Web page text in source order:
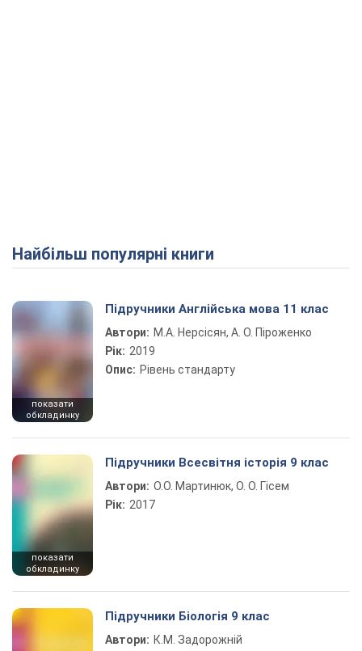
Найбільш популярні книги
показати
обкладинку
Підручники Англійська мова 11 клас
Автори: М.А. Нерсісян, А. О. Піроженко
Рік: 2019
Опис: Рівень стандарту
показати
обкладинку
Підручники Всесвітня історія 9 клас
Автори: О.О. Мартинюк, О. О. Гісем
Рік: 2017
Підручники Біологія 9 клас
Автори: К.М. Задорожній